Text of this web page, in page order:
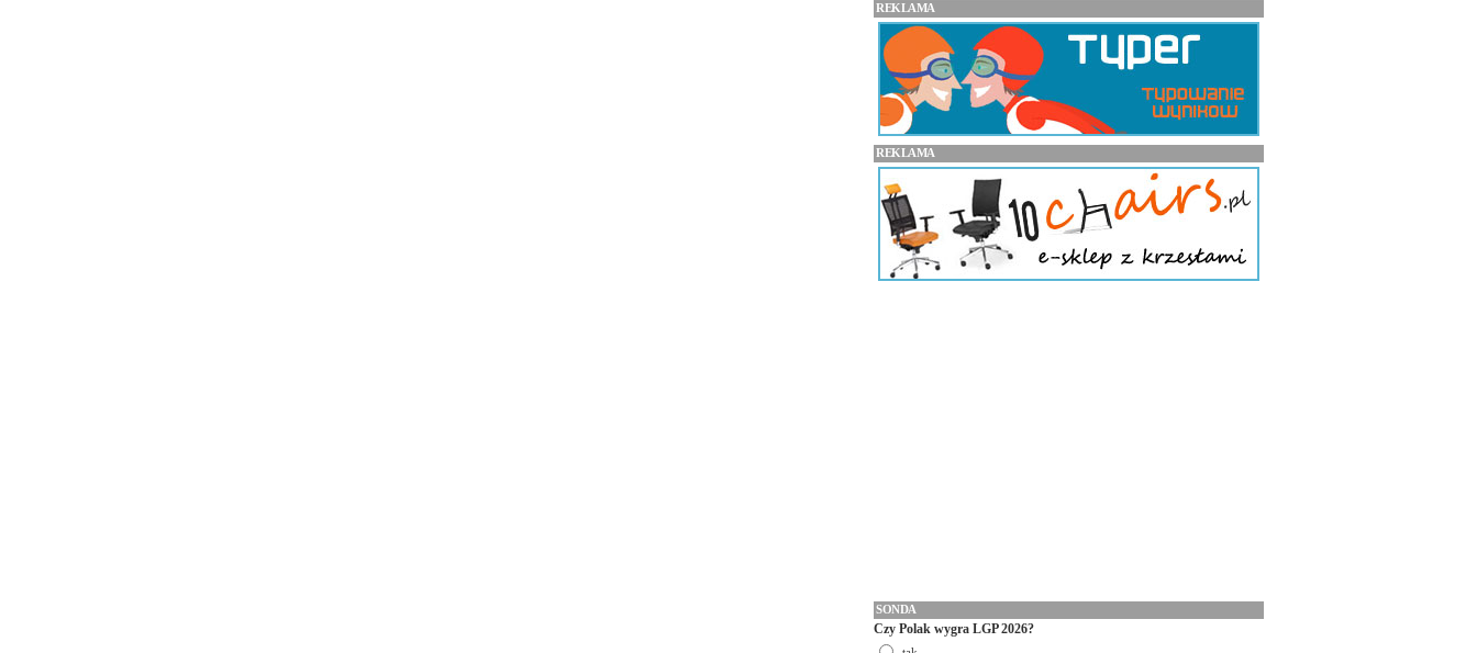
REKLAMA
REKLAMA
SONDA
Czy Polak wygra LGP 2026?